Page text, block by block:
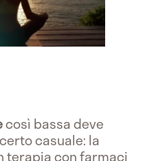
così bassa deve
casuale: la
terapia con farmaci